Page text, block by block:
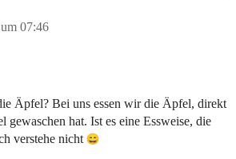
07:46
Äpfel? Bei uns essen wir die Äpfel, direkt
gewaschen hat. Ist es eine Essweise, die
verstehe nicht